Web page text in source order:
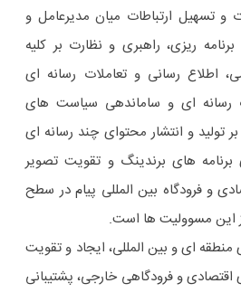
و تسهیل ارتباطات میان مدیرعامل و
ریزی، راهبری و نظارت بر کلیه
اطلاع رسانی و تعاملات رسانه ای
رسانه ای و ساماندهی سیاست های
تولید و انتشار محتوای چند رسانه ای
های برندینگ و تقویت تصویر
و فرودگاه بین المللی پیام در سطح
این مسوولیت ها است.
ای و بین المللی، ایجاد و تقویت
اقتصادی و فرودگاهی خارجی، پشتیبانی